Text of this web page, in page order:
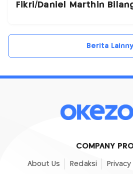
Fikri/Daniel Marthin
Berita